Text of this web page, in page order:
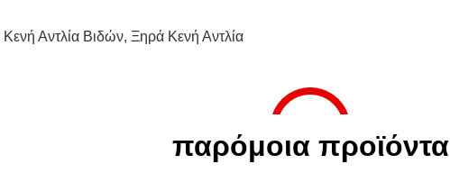
Κενή Αντλία Βιδών, Ξηρά Κενή Αντλία
παρόμοια προϊόντα